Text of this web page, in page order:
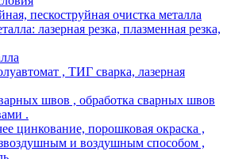
пескоструйная очистка металла
лазерная резка, плазменная резка,
, ТИГ сварка, лазерная
швов , обработка сварных швов
.
цинкование, порошковая окраска ,
и воздушным способом ,